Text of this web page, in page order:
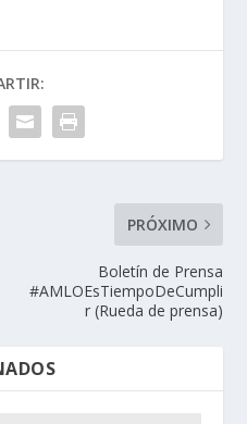
PRÓXIMO
Boletín de Prensa
#AMLOEsTiempoDeCumpli
r (Rueda de prensa)